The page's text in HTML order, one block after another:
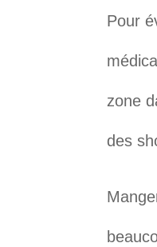
Pour
zone
des